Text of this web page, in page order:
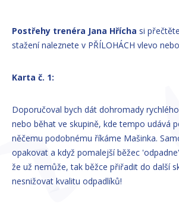
Postřehy trenéra Jana Hřícha si
stažení naleznete v PŘÍLOHÁCH vlevo
Karta č. 1:
Doporučoval bych dát dohromady
nebo běhat ve skupině, kde tempo udává
něčemu podobnému říkáme Mašinka.
opakovat a když pomalejší běžec
že už nemůže, tak běžce přiřadit do další
nesnižovat kvalitu odpadlíků!